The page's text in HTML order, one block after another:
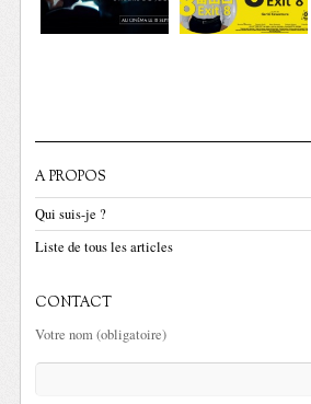
A PROPOS
Qui suis-je ?
Liste de tous les articles
CONTACT
Votre nom (obligatoire)